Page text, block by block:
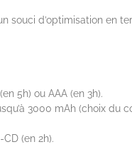
souci d’optimisation en
5h) ou AAA (en 3h).
3000 mAh (choix du
(en 2h).